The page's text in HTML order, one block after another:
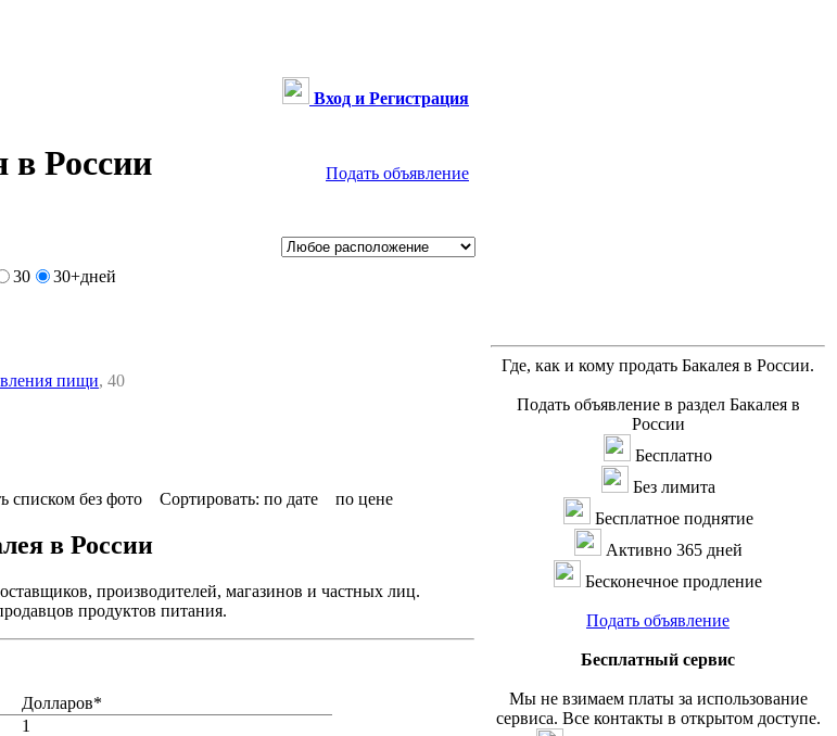
Вход и Регистрация
в России Подать объявление
30 30+дней
пищи, 40
Сортировать: по дате по цене
в России
производителей, магазинов и частных лиц.
продуктов питания.
Долларов*
1
Где, как и кому продать Бакалея в России.
Подать объявление в раздел Бакалея в
России
Бесплатно
Без лимита
Бесплатное поднятие
Активно 365 дней
Бесконечное продление
Подать объявление
Бесплатный сервис
Мы не взимаем платы за использование
сервиса. Все контакты в открытом доступе.